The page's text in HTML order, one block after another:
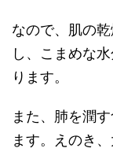
なので、肌の
し、こまめな
ります。
また、肺を潤
ます。えのき